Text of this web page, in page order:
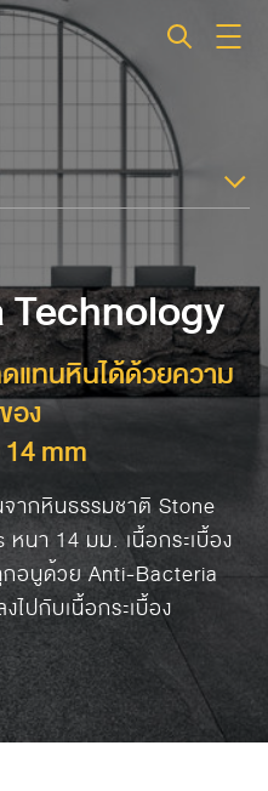
แทนหินได้ด้วยความ
อง
14 mm
จากหินธรรมชาติ Stone
นา 14 มม. เนื้อกระเบื้อง
อนูด้วย Anti-Bacteria
ปกับเนื้อกระเบื้อง